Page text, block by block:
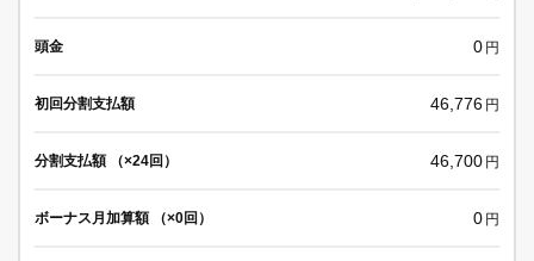
頭金 0 円
初回分割支払額 46,776 円
分割支払額 （×24回） 46,700 円
ボーナス月加算額 （×0回） 0 円